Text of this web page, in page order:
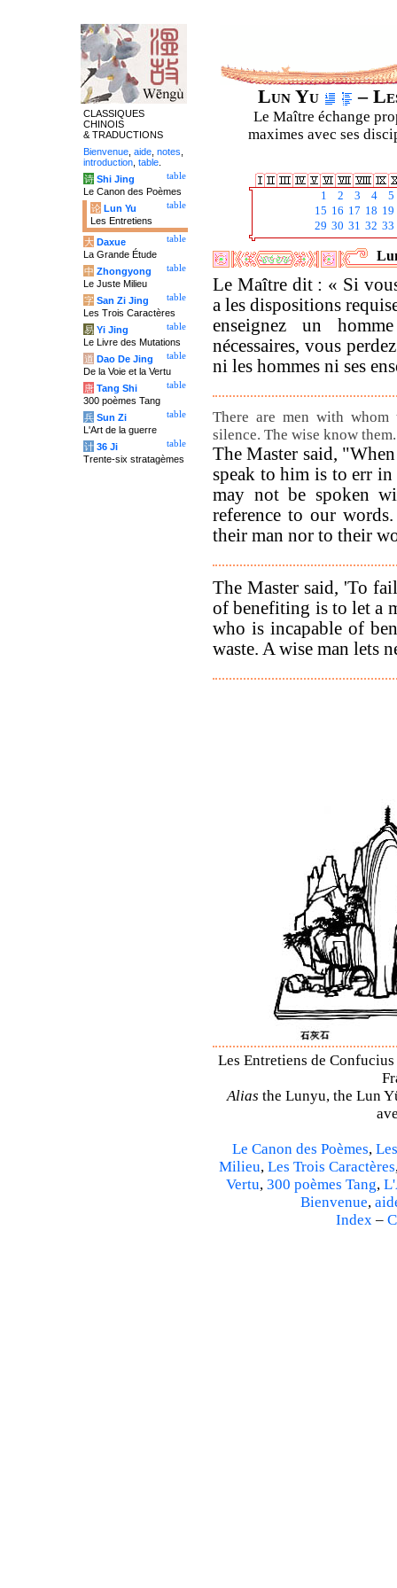
Lun Yu –
Le Maître échange
maximes avec ses
1 2 3 4
5
15 16 17 18 19
29 30 31 32 33
Le Maître dit : « Si
a les dispositions
enseignez un
nécessaires, vous
ni les hommes ni ses
There are men with
silence. The wise know them.
The Master said,
speak to him is to err in
may not be spoken
reference to our
their man nor to their
The Master said, 'To
of benefiting is to let a
who is incapable of
waste. A wise man lets
Les Entretiens de
Alias the Lunyu, the Lun
Le Canon des Poèmes,
Milieu, Les Trois Caractères
Vertu, 300 poèmes Tang,
Bienvenue,
Index –
CLASSIQUES
CHINOIS
& TRADUCTIONS
Bienvenue aide notes
introduction table
table
诗 Shi Jing
Le Canon des Poèmes
table
论 Lun Yu
Les Entretiens
table
大 Daxue
La Grande Étude
table
中 Zhongyong
Le Juste Milieu
table
字 San Zi Jing
Les Trois Caractères
table
易 Yi Jing
Le Livre des Mutations
table
道 Dao De Jing
De la Voie et la Vertu
table
唐 Tang Shi
300 poèmes Tang
table
兵 Sun Zi
L'Art de la guerre
table
计 36 Ji
Trente-six stratagèmes